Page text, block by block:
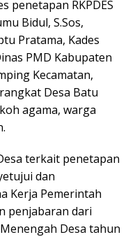
penetapan RKPDES
Bidul, S.Sos,
Pratama, Kades
PMD Kabupaten
Kecamatan,
Desa Batu
agama, warga
terkait penetapan
dan
Kerja Pemerintah
penjabaran dari
Desa tahun